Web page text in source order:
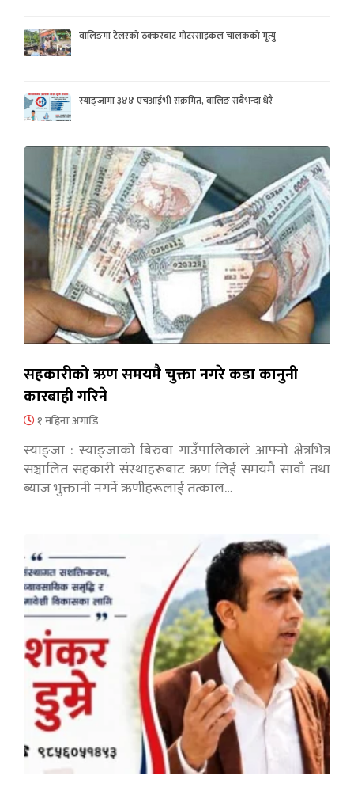
वालिङमा टेलरको ठक्करबाट मोटरसाइकल चालकको मृत्यु
स्याङ्जामा ३४४ एचआईभी संक्रमित, वालिङ सबैभन्दा धेरै
सहकारीको ऋण समयमै चुक्ता नगरे कडा कानुनी
कारबाही गरिने
१ महिना अगाडि
स्याङ्जा : स्याङ्जाको बिरुवा गाउँपालिकाले आफ्नो क्षेत्रभित्र
सञ्चालित सहकारी संस्थाहरूबाट ऋण लिई समयमै सावाँ तथा
ब्याज भुक्तानी नगर्ने ऋणीहरूलाई तत्काल…